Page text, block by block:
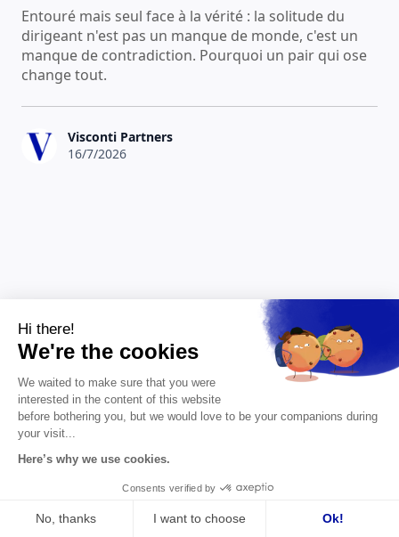
Entouré mais seul face à la vérité : la solitude du
dirigeant n'est pas un manque de monde, c'est un
manque de contradiction. Pourquoi un pair qui ose
change tout.
Visconti Partners
16/7/2026
Stratégie d'entreprise
Choose France : 93 milliards pour les
autres. Et pour votre PME, qui
Hi there!
We're the cookies
We waited to make sure that you were
interested in the content of this website
before bothering you, but we would love to be your companions during
your visit...
Here’s why we use cookies.
Consents verified by
No, thanks I want to choose Ok!